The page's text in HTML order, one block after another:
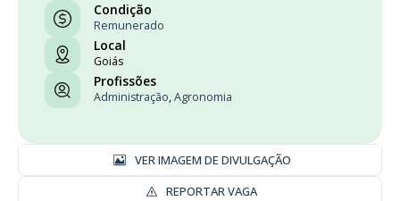
Condição
Remunerado
Local
Goiás
Profissões
Administração,Agronomia
VER IMAGEM DE DIVULGAÇÃO
REPORTAR VAGA